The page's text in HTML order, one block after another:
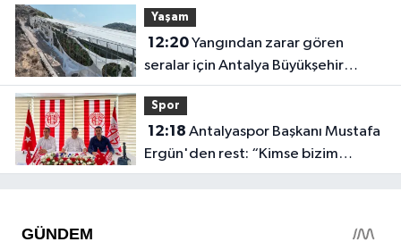
Yaşam
12:20Yangından zarar gören
seralar için Antalya Büyükşehir
harekete geçti
Spor
12:18
Ergün'den rest: “Kimse bizim
onayımız olmadan gidemez”